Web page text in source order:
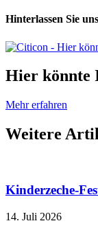
Hinterlassen Sie
Hier könnte
Mehr erfahren
Weitere
Kinderzeche-
14. Juli 2026